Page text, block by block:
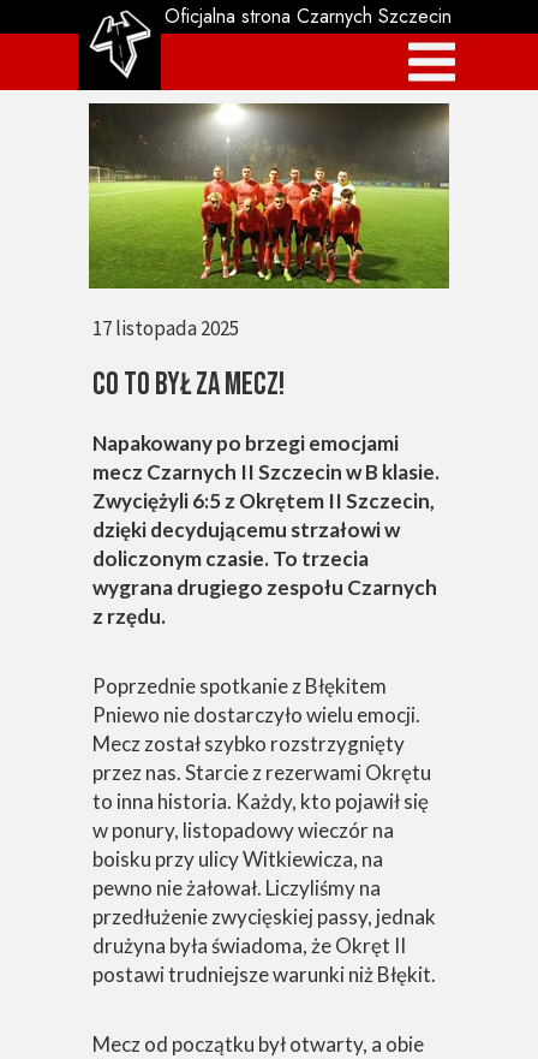
Napakowany po brzegi emocjami
mecz Czarnych II Szczecin w B klasie.
Zwyciężyli 6:5 z Okrętem II Szczecin,
dzięki decydującemu strzałowi w
doliczonym czasie. To trzecia
wygrana drugiego zespołu Czarnych
z rzędu.
Poprzednie spotkanie z Błękitem
Pniewo nie dostarczyło wielu emocji.
Mecz został szybko rozstrzygnięty
przez nas. Starcie z rezerwami Okrętu
to inna historia. Każdy, kto pojawił się
w ponury, listopadowy wieczór na
boisku przy ulicy Witkiewicza, na
pewno nie żałował. Liczyliśmy na
przedłużenie zwycięskiej passy, jednak
drużyna była świadoma, że Okręt II
postawi trudniejsze warunki niż Błękit.
Mecz od początku był otwarty, a obie
CO TO BYŁ ZA MECZ!
17 listopada 2025
Oficjalna strona Czarnych Szczecin